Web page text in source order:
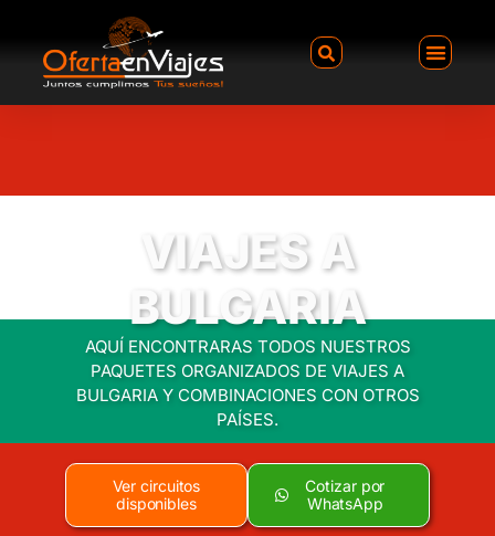
VIAJES A
BULGARIA
AQUÍ ENCONTRARAS TODOS NUESTROS
PAQUETES ORGANIZADOS DE VIAJES A
BULGARIA Y COMBINACIONES CON OTROS
PAÍSES.
Ver circuitos
disponibles
Cotizar por
WhatsApp